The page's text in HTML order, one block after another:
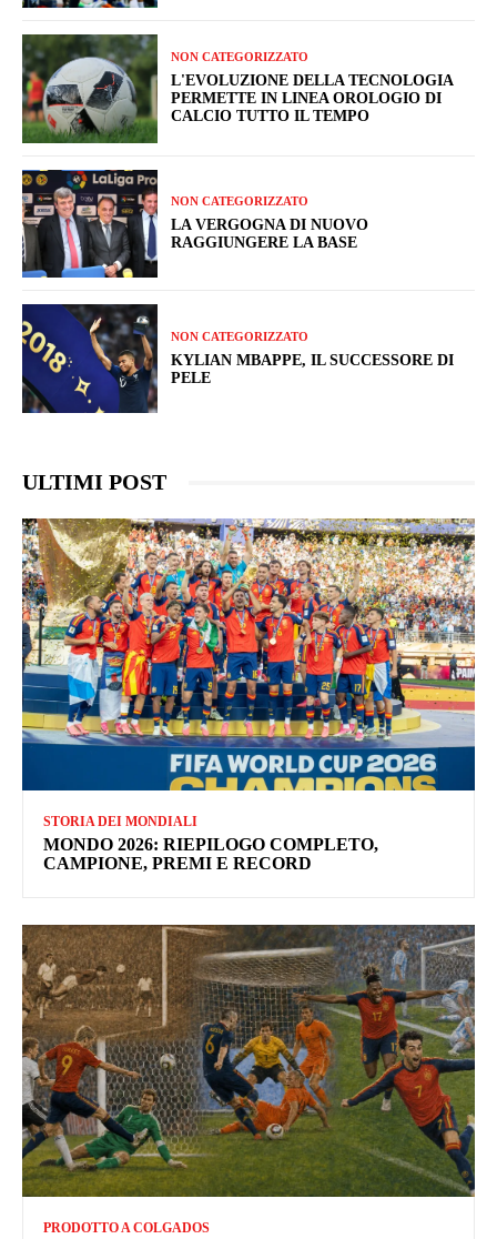
NON CATEGORIZZATO
L'EVOLUZIONE DELLA TECNOLOGIA
PERMETTE IN LINEA OROLOGIO DI
CALCIO TUTTO IL TEMPO
NON CATEGORIZZATO
LA VERGOGNA DI NUOVO
RAGGIUNGERE LA BASE
NON CATEGORIZZATO
KYLIAN MBAPPE, IL SUCCESSORE DI
PELE
ULTIMI POST
STORIA DEI MONDIALI
MONDO 2026: RIEPILOGO COMPLETO,
CAMPIONE, PREMI E RECORD
PRODOTTO A COLGADOS